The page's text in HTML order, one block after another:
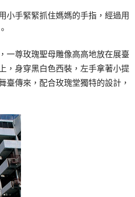
小手緊緊抓住媽媽的手指，經過用
一尊玫瑰聖母雕像高高地放在展臺
，身穿黑白色西裝，左手拿著小提
傳來，配合玫瑰堂獨特的設計，